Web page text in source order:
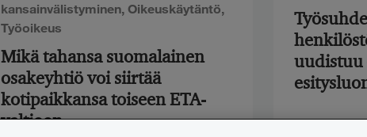
kansainvälistyminen,Oikeuskäytäntö,
Työoikeus
Mikä tahansa suomalainen
osakeyhtiö voi siirtää
kotipaikkansa toiseen ETA-
valtioon
uudistuu